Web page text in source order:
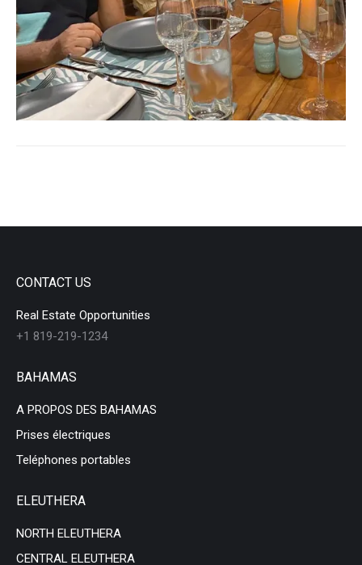
CONTACT US
Real Estate Opportunities
+1 819-219-1234
BAHAMAS
A PROPOS DES BAHAMAS
Prises électriques
Teléphones portables
ELEUTHERA
NORTH ELEUTHERA
CENTRAL ELEUTHERA